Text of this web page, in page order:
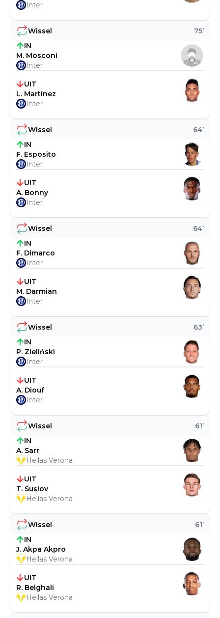
Wissel 61’
IN
J. Akpa Akpro
Hellas Verona
UIT
R. Belghali
Hellas Verona
Wissel 61’
IN
A. Sarr
Hellas Verona
UIT
T. Suslov
Hellas Verona
Wissel 63’
IN
P. Zieliński
Inter
UIT
A. Diouf
Inter
Wissel 64’
IN
F. Dimarco
Inter
UIT
M. Darmian
Inter
Wissel 64’
IN
F. Esposito
Inter
UIT
A. Bonny
Inter
Wissel 75’
IN
M. Mosconi
Inter
UIT
L. Martínez
Inter
Inter